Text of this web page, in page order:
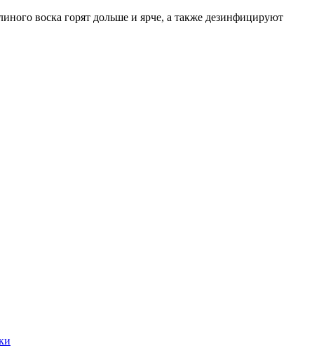
воска горят дольше и ярче, а также дезинфицируют